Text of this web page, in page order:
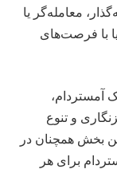
معامله‌گر یا
با فرصت‌های
آمستردام،
و تنوع
بخش همچنان در
برای هر